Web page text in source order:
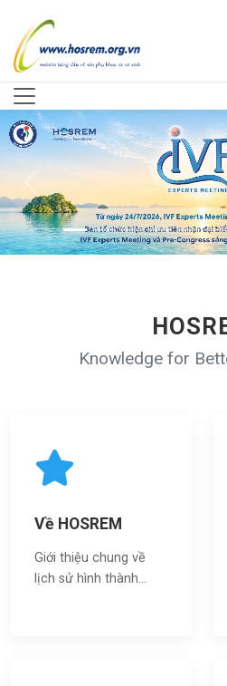
Knowledge for
Về HOSREM
Giới thiệu chung về
lịch sử hình thành...